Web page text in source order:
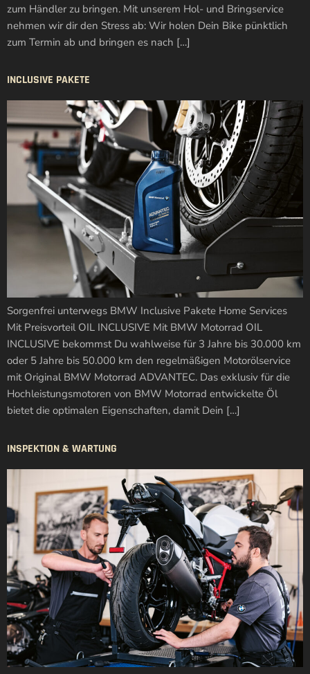
zum Händler zu bringen. Mit unserem Hol- und Bringservice
nehmen wir dir den Stress ab: Wir holen Dein Bike pünktlich
zum Termin ab und bringen es nach […]
INCLUSIVE PAKETE
Sorgenfrei unterwegs BMW Inclusive Pakete Home Services
Mit Preisvorteil OIL INCLUSIVE Mit BMW Motorrad OIL
INCLUSIVE bekommst Du wahlweise für 3 Jahre bis 30.000 km
oder 5 Jahre bis 50.000 km den regelmäßigen Motorölservice
mit Original BMW Motorrad ADVANTEC. Das exklusiv für die
Hochleistungsmotoren von BMW Motorrad entwickelte Öl
bietet die optimalen Eigenschaften, damit Dein […]
INSPEKTION & WARTUNG